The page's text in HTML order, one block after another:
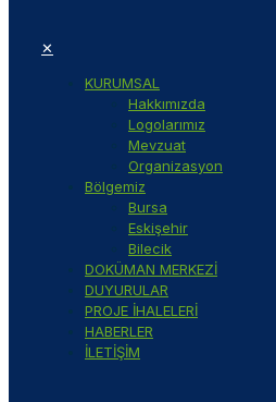
✕
KURUMSAL
Hakkımızda
Logolarımız
Mevzuat
Organizasyon
Bölgemiz
Bursa
Eskişehir
Bilecik
DOKÜMAN MERKEZİ
DUYURULAR
PROJE İHALELERİ
HABERLER
İLETİŞİM